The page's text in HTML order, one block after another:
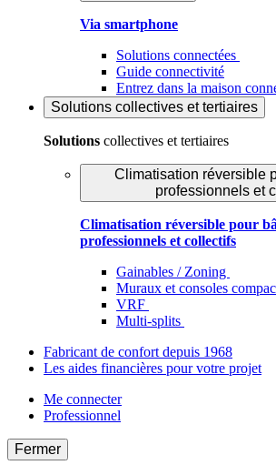
Via smartphone
Solutions connectées
Guide connectivité
Entrez dans la maison
Solutions collectives et tertiaires
Solutions collectives et tertiaires
Climatisation réversible
professionnels et
Climatisation réversible pour
professionnels et collectifs
Gainables / Zoning
Muraux et consoles
VRF
Multi-splits
Fabricant de confort depuis 1968
Les aides financières pour votre projet
Me connecter
Professionnel
Fermer